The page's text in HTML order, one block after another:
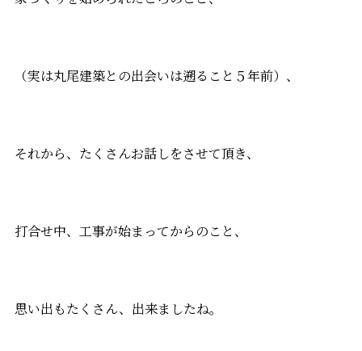
（実は丸尾建築との出会いは遡ること５年前）、
それから、たくさんお話しをさせて頂き、
打合せ中、工事が始まってからのこと、
思い出もたくさん、出来ましたね。